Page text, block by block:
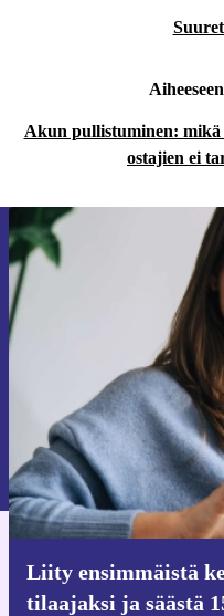
Akun pullistuminen: mikä
ostajien ei
Liity ensimmäistä
tilaajaksi ja säästä
Liity
tilaajaksi
Älä missaa
Lisätietoja henkilötietojen